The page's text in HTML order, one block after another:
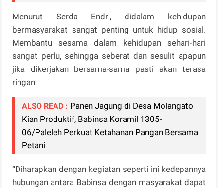
Menurut Serda Endri, didalam kehidupan
bermasyarakat sangat penting untuk hidup sosial.
Membantu sesama dalam kehidupan sehari-hari
sangat perlu, sehingga seberat dan sesulit apapun
jika dikerjakan bersama-sama pasti akan terasa
ringan.
ALSO READ : Panen Jagung di Desa Molangato
Kian Produktif, Babinsa Koramil 1305-
06/Paleleh Perkuat Ketahanan Pangan Bersama
Petani
“Diharapkan dengan kegiatan seperti ini kedepannya
hubungan antara Babinsa dengan masyarakat dapat